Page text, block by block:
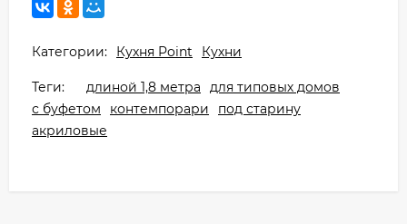
Категории: Кухня Point Кухни
Теги: длиной 1,8 метра
для типовых домов
с буфетом
контемпорари
под старину
акриловые